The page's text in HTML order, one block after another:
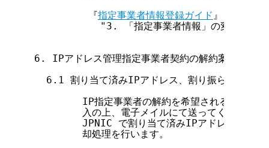
         『
指定事業者情報登録ガイド 』
"3. 「指定事業者情報」の変更につ
6. IPアドレス管理指定事業者契約の解約案内
6.1 割り当て済みIPアドレス、割り振られたアド
IP指定事業者の解約を希望される場合は、
        入の上、電子メイルにて送ってください。
JPNIC で割り当て済みIPアドレス、割り
        却処理を行います。